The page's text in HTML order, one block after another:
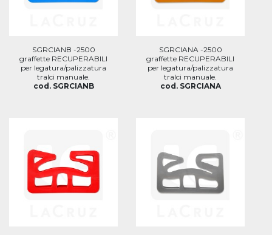
SGRCIANB -2500
graffette RECUPERABILI
per legatura/palizzatura
tralci manuale.
cod. SGRCIANB
SGRCIANA -2500
graffette RECUPERABILI
per legatura/palizzatura
tralci manuale.
cod. SGRCIANA